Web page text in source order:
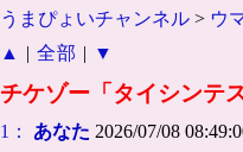
うまぴょいチャンネル > ウ
▲
| 全部 | ▼
チケゾー「タイシンテ
1： あなた 2026/07/08